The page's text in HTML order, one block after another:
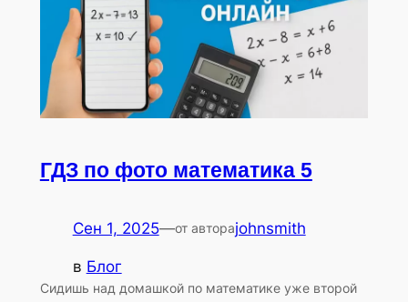
ГДЗ по фото математика 5
Сен 1, 2025—от автораjohnsmith
в Блог
Сидишь над домашкой по математике уже второй